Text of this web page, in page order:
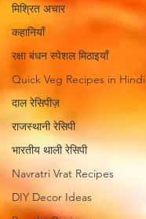
मिश्रित अचार
कहानियाँ
रक्षा बंधन स्पेशल मिठाइयाँ
Quick Veg Recipes in Hindi
दाल रेसिपीज़
राजस्थानी रेसिपी
भारतीय थाली रेसिपी
Navratri Vrat Recipes
DIY Decor Ideas